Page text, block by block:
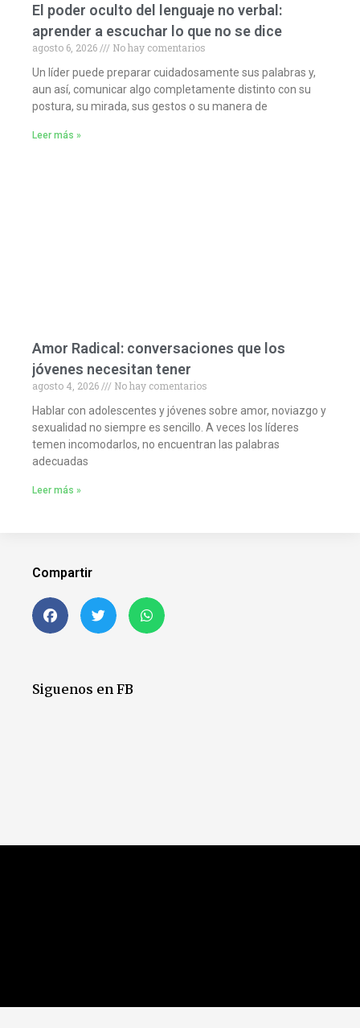
El poder oculto del lenguaje no verbal:
aprender a escuchar lo que no se dice
agosto 6, 2026
No hay comentarios
Un líder puede preparar cuidadosamente sus palabras y,
aun así, comunicar algo completamente distinto con su
postura, su mirada, sus gestos o su manera de
Leer más »
Amor Radical: conversaciones que los
jóvenes necesitan tener
agosto 4, 2026
No hay comentarios
Hablar con adolescentes y jóvenes sobre amor, noviazgo y
sexualidad no siempre es sencillo. A veces los líderes
temen incomodarlos, no encuentran las palabras
adecuadas
Leer más »
Compartir
Siguenos en FB